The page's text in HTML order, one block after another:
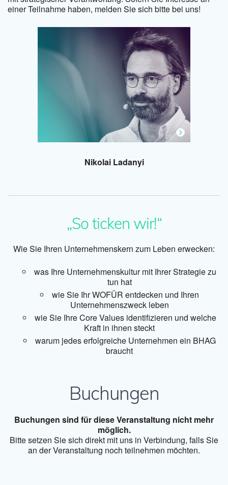
einer Teilnahme haben, melden Sie sich bitte bei uns!
Nikolai Ladanyi
„So ticken wir!“
Wie Sie Ihren Unternehmenskern zum Leben erwecken:
was Ihre Unternehmenskultur mit Ihrer Strategie zu
tun hat
wie Sie Ihr WOFÜR entdecken und Ihren
Unternehmenszweck leben
wie Sie Ihre Core Values identifizieren und welche
Kraft in ihnen steckt
warum jedes erfolgreiche Unternehmen ein BHAG
braucht
Buchungen
Buchungen sind für diese Veranstaltung nicht mehr
möglich.
Bitte setzen Sie sich direkt mit uns in Verbindung, falls Sie
an der Veranstaltung noch teilnehmen möchten.